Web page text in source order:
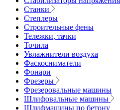
Станки
Степлеры
Строительные фены
Тележки, тачки
Точила
Увлажнители воздуха
Фаскосниматели
Фонари
Фрезеры
Фрезеровальные машины
Шлифовальные машины
Шлифмашины по бетону